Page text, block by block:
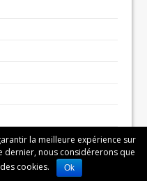
la meilleure expérience sur
dernier, nous considérerons que
cookies.
Ok